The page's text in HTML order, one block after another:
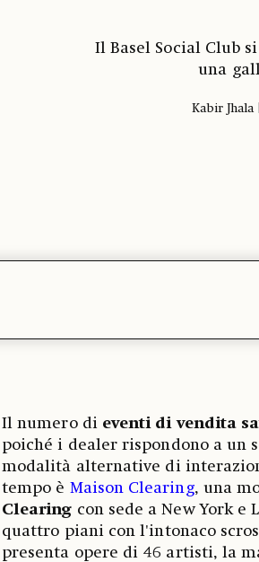
Il Basel Social Club
una
Kabir Jhala
Il numero di eventi di vendita
poiché i dealer rispondono a un
modalità alternative di
tempo è Maison Clearing, una
Clearing con sede a New York
quattro piani con l'intonaco
presenta opere di 46 artisti, la